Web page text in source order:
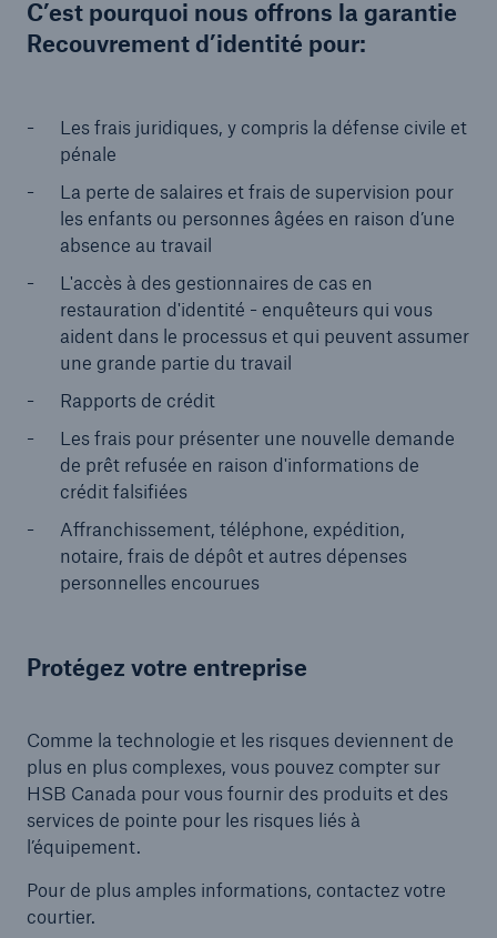
C’est pourquoi nous offrons la garantie
Recouvrement d’identité pour:
Les frais juridiques, y compris la défense civile et
pénale
La perte de salaires et frais de supervision pour
les enfants ou personnes âgées en raison d’une
absence au travail
L'accès à des gestionnaires de cas en
restauration d'identité - enquêteurs qui vous
aident dans le processus et qui peuvent assumer
une grande partie du travail
Rapports de crédit
Les frais pour présenter une nouvelle demande
de prêt refusée en raison d'informations de
crédit falsifiées
Affranchissement, téléphone, expédition,
notaire, frais de dépôt et autres dépenses
personnelles encourues
Protégez votre entreprise
Comme la technologie et les risques deviennent de
plus en plus complexes, vous pouvez compter sur
HSB Canada pour vous fournir des produits et des
services de pointe pour les risques liés à
l’équipement.
Pour de plus amples informations, contactez votre
courtier.